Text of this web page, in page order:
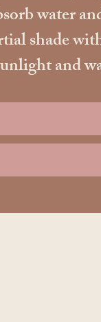
water
shade
and